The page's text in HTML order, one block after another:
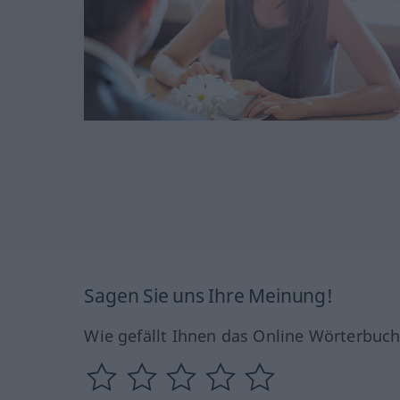
Sagen Sie uns Ihre Meinung!
Wie gefällt Ihnen das Online